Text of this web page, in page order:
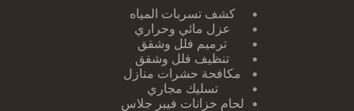
كشف تسربات ا لمياه
عزل مائي وحراري
ترميم فلل وشقق
تنظيف فلل وشقق
مكافحة حشرات منازل
تسليك مجاري
لحام خزانات فيبر جلاس